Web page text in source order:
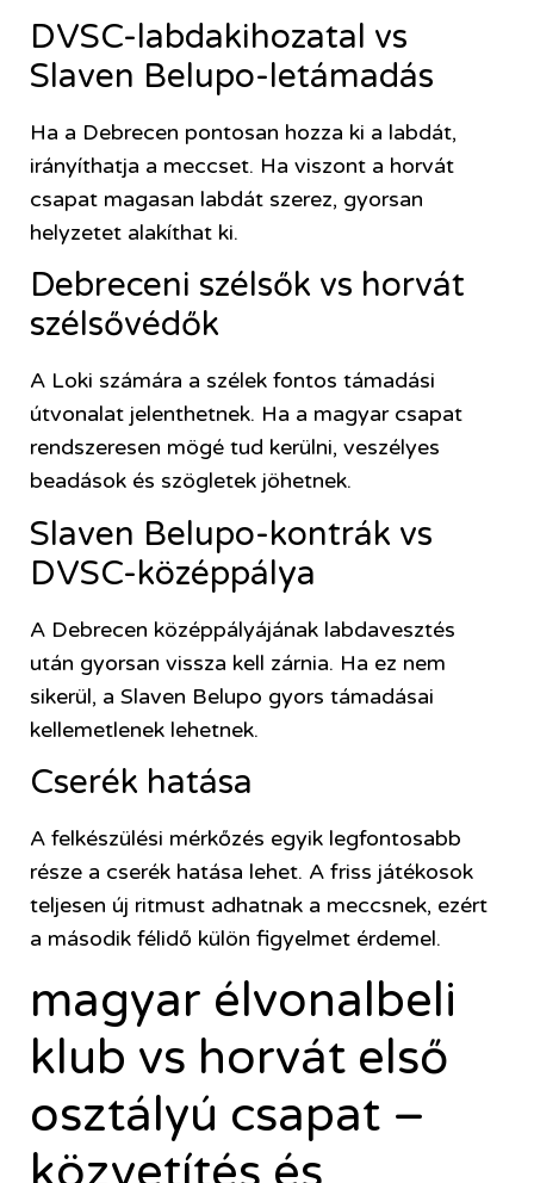
DVSC-labdakihozatal vs
Slaven Belupo-letámadás
Ha a Debrecen pontosan hozza ki a labdát,
irányíthatja a meccset. Ha viszont a horvát
csapat magasan labdát szerez, gyorsan
helyzetet alakíthat ki.
Debreceni szélsők vs horvát
szélsővédők
A Loki számára a szélek fontos támadási
útvonalat jelenthetnek. Ha a magyar csapat
rendszeresen mögé tud kerülni, veszélyes
beadások és szögletek jöhetnek.
Slaven Belupo-kontrák vs
DVSC-középpálya
A Debrecen középpályájának labdavesztés
után gyorsan vissza kell zárnia. Ha ez nem
sikerül, a Slaven Belupo gyors támadásai
kellemetlenek lehetnek.
Cserék hatása
A felkészülési mérkőzés egyik legfontosabb
része a cserék hatása lehet. A friss játékosok
teljesen új ritmust adhatnak a meccsnek, ezért
a második félidő külön figyelmet érdemel.
magyar élvonalbeli
klub vs horvát első
osztályú csapat –